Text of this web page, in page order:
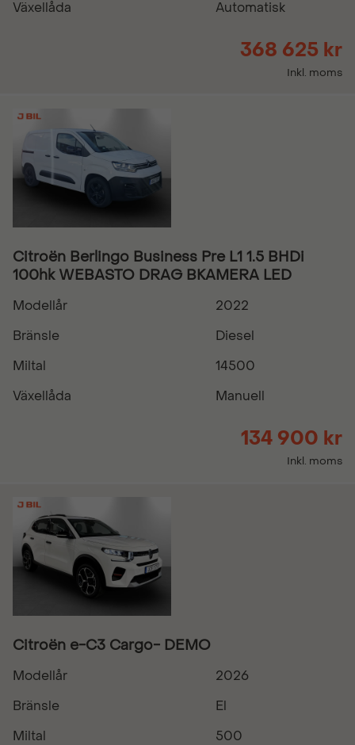
Växellåda Automatisk
368 625 kr
Inkl. moms
Citroën Berlingo Business Pre L1 1.5 BHDi
100hk WEBASTO DRAG BKAMERA LED
Modellår
2022
Bränsle
Diesel
Miltal
14500
Växellåda
Manuell
134 900 kr
Inkl. moms
Citroën e-C3 Cargo- DEMO
Modellår
2026
Bränsle
El
Miltal
500